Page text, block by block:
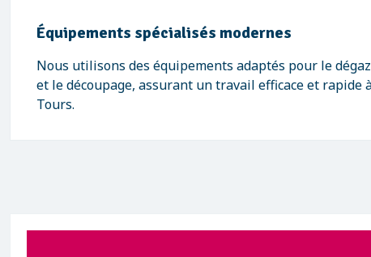
Équipements spécialisés modernes
Nous utilisons des équipements adaptés pour le
et le découpage, assurant un travail efficace et rapide
Tours.